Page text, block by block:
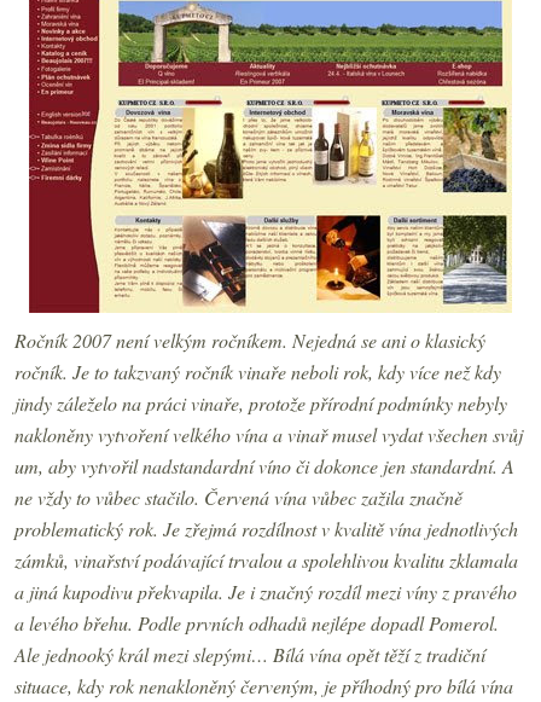
Ročník 2007 není velkým ročníkem. Nejedná se ani o klasický
ročník. Je to takzvaný ročník vinaře neboli rok, kdy více než kdy
jindy záleželo na práci vinaře, protože přírodní podmínky nebyly
nakloněny vytvoření velkého vína a vinař musel vydat všechen svůj
um, aby vytvořil nadstandardní víno či dokonce jen standardní. A
ne vždy to vůbec stačilo. Červená vína vůbec zažila značně
problematický rok. Je zřejmá rozdílnost v kvalitě vína jednotlivých
zámků, vinařství podávající trvalou a spolehlivou kvalitu zklamala
a jiná kupodivu překvapila. Je i značný rozdíl mezi víny z pravého
a levého břehu. Podle prvních odhadů nejlépe dopadl Pomerol.
Ale jednooký král mezi slepými… Bílá vína opět těží z tradiční
situace, kdy rok nenakloněný červeným, je příhodný pro bílá vína